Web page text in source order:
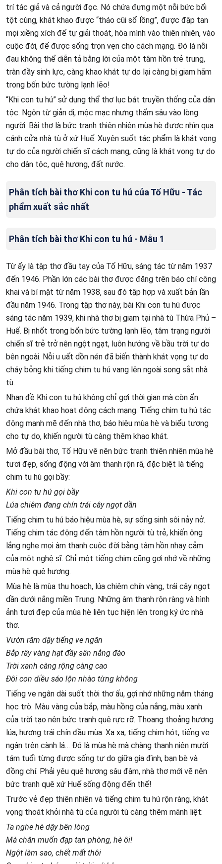
trí tác giả và cả người đọc. Nó chứa đựng một nỗi bức bối
tột cùng, khát khao được “tháo cũi sổ lồng”, được đập tan
mọi xiềng xích để tự giải thoát, hòa mình vào thiên nhiên, vào
cuộc đời, để được sống trọn vẹn cho cách mạng. Đó là nỗi
đau không thể diễn tả bằng lời của một tâm hồn trẻ trung,
tràn đầy sinh lực, càng khao khát tự do lại càng bị giam hãm
trong bốn bức tường lạnh lẽo!
“Khi con tu hú” sử dụng thể thơ lục bát truyền thống của dân
tộc. Ngôn từ giản dị, mộc mạc nhưng thấm sâu vào lòng
người. Bài thơ là bức tranh thiên nhiên mùa hè được nhìn qua
cánh cửa nhà tù ở xứ Huế. Xuyên suốt tác phẩm là khát vọng
tự do của người chiến sĩ cách mạng, cũng là khát vọng tự do
cho dân tộc, quê hương, đất nước.
Phân tích bài thơ Khi con tu hú của Tố Hữu - Tác
phẩm xuất sắc nhất
Phân tích bài thơ Khi con tu hú - Mẫu 1
Từ ấy là tập thơ đầu tay của Tố Hữu, sáng tác từ năm 1937
đến 1946. Phần lớn các bài thơ được đăng trên báo chí công
khai và bí mật từ năm 1938, sau đó tập hợp và xuất bản lần
đầu năm 1946. Trong tập thơ này, bài Khi con tu hú được
sáng tác năm 1939, khi nhà thơ bị giam tại nhà tù Thừa Phủ –
Huế. Bị nhốt trong bốn bức tường lạnh lẽo, tâm trạng người
chiến sĩ trẻ trở nên ngột ngạt, luôn hướng về bầu trời tự do
bên ngoài. Nỗi u uất dồn nén đã biến thành khát vọng tự do
cháy bỏng khi tiếng chim tu hú vang lên ngoài song sắt nhà
tù.
Nhan đề Khi con tu hú không chỉ gợi thời gian mà còn ẩn
chứa khát khao hoạt động cách mạng. Tiếng chim tu hú tác
động mạnh mẽ đến nhà thơ, báo hiệu mùa hè và biểu tượng
cho tự do, khiến người tù càng thêm khao khát.
Mở đầu bài thơ, Tố Hữu vẽ nên bức tranh thiên nhiên mùa hè
tươi đẹp, sống động với âm thanh rộn rã, đặc biệt là tiếng
chim tu hú gọi bầy:
Khi con tu hú gọi bầy
Lúa chiêm đang chín trái cây ngọt dần
Tiếng chim tu hú báo hiệu mùa hè, sự sống sinh sôi nảy nở.
Tiếng chim tác động đến tâm hồn người tù trẻ, khiến ông
lắng nghe mọi âm thanh cuộc đời bằng tâm hồn nhạy cảm
của một nghệ sĩ. Chỉ một tiếng chim cũng gợi nhớ về những
mùa hè quê hương.
Mùa hè là mùa thu hoạch, lúa chiêm chín vàng, trái cây ngọt
dần dưới nắng miền Trung. Những âm thanh rộn ràng và hình
ảnh tươi đẹp của mùa hè liên tục hiện lên trong ký ức nhà
thơ.
Vườn râm dậy tiếng ve ngân
Bắp rây vàng hạt đầy sân nắng đào
Trời xanh càng rộng càng cao
Đôi con diều sáo lộn nhào từng không
Tiếng ve ngân dài suốt thời thơ ấu, gợi nhớ những năm tháng
học trò. Màu vàng của bắp, màu hồng của nắng, màu xanh
của trời tạo nên bức tranh quê rực rỡ. Thoang thoảng hương
lúa, hương trái chín đầu mùa. Xa xa, tiếng chim hót, tiếng ve
ngân trên cành lá… Đó là mùa hè mà chàng thanh niên mười
tám tuổi từng được sống tự do giữa gia đình, bạn bè và
đồng chí. Phải yêu quê hương sâu đậm, nhà thơ mới vẽ nên
bức tranh quê xứ Huế sống động đến thế!
Trước vẻ đẹp thiên nhiên và tiếng chim tu hú rộn ràng, khát
vọng thoát khỏi nhà tù của người tù càng thêm mãnh liệt:
Ta nghe hè dậy bên lòng
Mà chân muốn đạp tan phòng, hè ôi!
Ngột làm sao, chết mất thôi